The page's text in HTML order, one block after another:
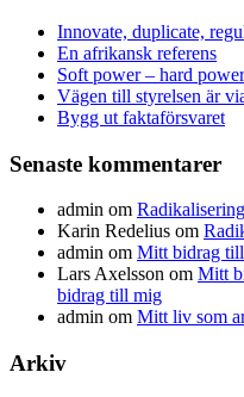
Innovate, duplicate,
En afrikansk referens
Soft power – hard power
Vägen till styrelsen är
Bygg ut faktaförsvaret
Senaste kommentarer
admin om
Karin Redelius om
admin om Mitt bidrag
Lars Axelsson om Mitt
bidrag till mig
admin om Mitt liv som
Arkiv